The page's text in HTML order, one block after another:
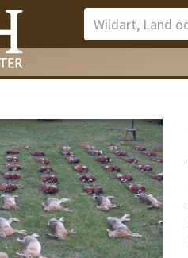
Karcag
Karcag